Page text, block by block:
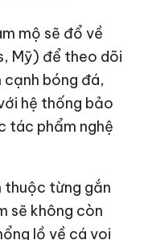
mộ sẽ đổ về
Mỹ) để theo dõi
cạnh bóng đá,
hệ thống bảo
tác phẩm nghệ
thuộc từng gắn
sẽ không còn
lồ về cá voi